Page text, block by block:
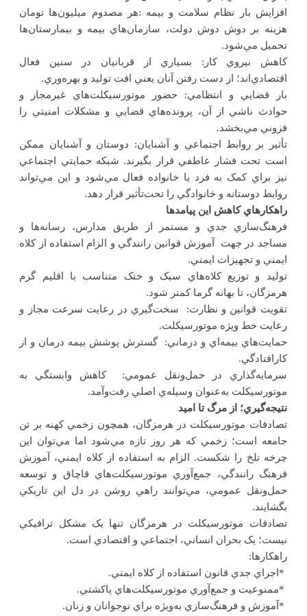
افزايش بار نظام سلامت و بيمه :هر مصدوم ميليون‌ها تومان
هزينه بر دوش دوش دولت، سازمان‌هاي بيمه و بيمارستان‌ها
تحميل مي‌شود.
کاهش نيروي کار: بسياري از قربانيان در سنين فعال
اقتصادي‌اند؛ از دست رفتن آنان يعني افت توليد و بهره‌وري.
بار قضايي و انتظامي: حضور موتورسيکلت‌هاي غيرمجاز و
حوادث ناشي از آن، پرونده‌هاي قضايي و مشکلات امنيتي را
فزوني مي‌بخشد.
تأثير بر روابط اجتماعي و آشنايان: دوستان و آشنايان ممکن
است تحت فشار عاطفي قرار بگيرند. شبکه‌ حمايتي اجتماعي
نيز براي کمک به فرد يا خانواده فعال مي‌شود و اين مي‌تواند
روابط دوستانه و خانوادگي را تحت‌تأثير قرار دهد.
راهکارهاي کاهش اين پيامدها
فرهنگ‌سازي جدي و مستمر از طريق مدارس، رسانه‌ها و
مساجد در جهت آموزش قوانين رانندگي و الزام استفاده از کلاه
ايمني و تجهيزات ايمني.
توليد و توزيع کلاه‌هاي سبک و خنک متناسب با اقليم گرم
هرمزگان، تا بهانه گرما کمتر شود.
تقويت قوانين و نظارت: سخت‌گيري در رعايت سرعت مجاز و
رعايت خط ويژه موتورسيکلت.
حمايت‌هاي بيمه‌اي و درماني: گسترش پوشش بيمه درمان و از
کارافتادگي.
سرمايه‌گذاري در حمل‌ونقل عمومي: کاهش وابستگي به
موتورسيکلت به‌عنوان وسيله‌ي اصلي رفت‌وآمد.
نتيجه‌گيري؛ از مرگ تا اميد
تصادفات موتورسيکلت در هرمزگان، همچون زخمي کهنه بر تن
جامعه است؛ زخمي که هر روز تازه مي‌شود اما مي‌توان اين
چرخه تلخ را شکست. الزام به استفاده از کلاه ايمني، آموزش
فرهنگ رانندگي، جمع‌آوري موتورسيکلت‌هاي قاچاق و توسعه
حمل‌ونقل عمومي، مي‌توانند راهي روشن در دل اين تاريکي
بگشايند.
تصادفات موتورسيکلت در هرمزگان تنها يک مشکل ترافيکي
نيست؛ يک بحران انساني، اجتماعي و اقتصادي است.
راهکارها:
* اجراي جدي قانون استفاده از کلاه ايمني.
*ممنوعيت و جمع‌آوري موتورسيکلت‌هاي پاکشتي.
* آموزش و فرهنگ‌سازي به‌ويژه براي نوجوانان و زنان.